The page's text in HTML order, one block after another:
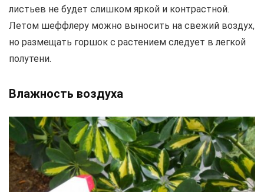
листьев не будет слишком яркой и контрастной.
Летом шеффлеру можно выносить на свежий воздух,
но размещать горшок с растением следует в легкой
полутени.
Влажность воздуха